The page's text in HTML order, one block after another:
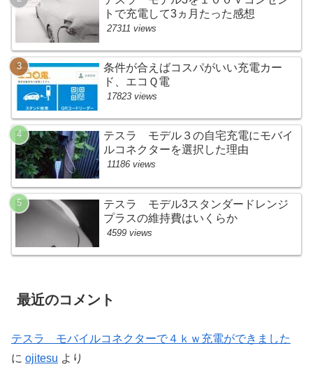
トで充電して3ヵ月たった感想
27311 views
条件が合えばコスパがいい充電カー
ド、エコＱ電
17823 views
テスラ モデル３の自宅充電にモバイ
ルコネクターを選択した理由
11186 views
テスラ モデル3スタンダードレンジ
プラスの維持費はいくらか
4599 views
最近のコメント
テスラ モバイルコネクターで４ｋｗ充電ができました
に ojitesu より